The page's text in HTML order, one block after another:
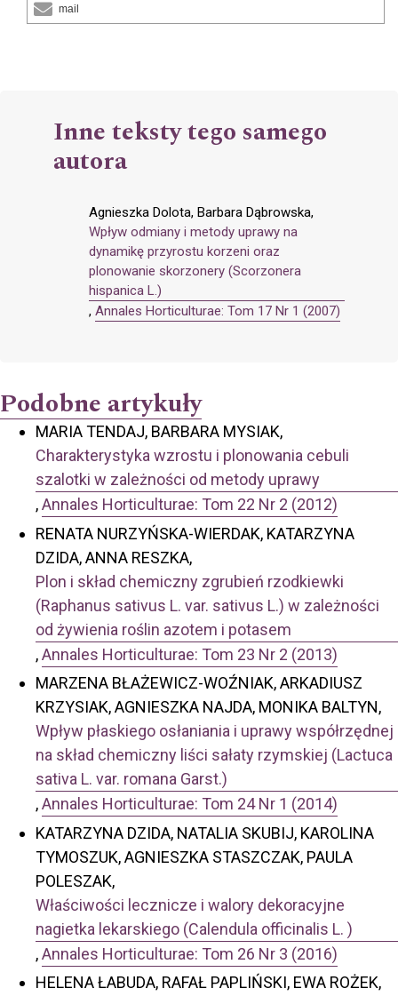
mail
Inne teksty tego samego
autora
Agnieszka Dolota, Barbara Dąbrowska,
Wpływ odmiany i metody uprawy na
dynamikę przyrostu korzeni oraz
plonowanie skorzonery (Scorzonera
hispanica L.)
, Annales Horticulturae: Tom 17 Nr 1 (2007)
Podobne artykuły
MARIA TENDAJ, BARBARA MYSIAK,
Charakterystyka wzrostu i plonowania cebuli
szalotki w zależności od metody uprawy
,Annales Horticulturae: Tom 22 Nr 2 (2012)
RENATA NURZYŃSKA-WIERDAK, KATARZYNA
DZIDA, ANNA RESZKA,
Plon i skład chemiczny zgrubień rzodkiewki
(Raphanus sativus L. var. sativus L.) w zależności
od żywienia roślin azotem i potasem
,Annales Horticulturae: Tom 23 Nr 2 (2013)
MARZENA BŁAŻEWICZ-WOŹNIAK, ARKADIUSZ
KRZYSIAK, AGNIESZKA NAJDA, MONIKA BALTYN,
Wpływ płaskiego osłaniania i uprawy współrzędnej
na skład chemiczny liści sałaty rzymskiej (Lactuca
sativa L. var. romana Garst.)
,Annales Horticulturae: Tom 24 Nr 1 (2014)
KATARZYNA DZIDA, NATALIA SKUBIJ, KAROLINA
TYMOSZUK, AGNIESZKA STASZCZAK, PAULA
POLESZAK,
Właściwości lecznicze i walory dekoracyjne
nagietka lekarskiego (Calendula officinalis L. )
,Annales Horticulturae: Tom 26 Nr 3 (2016)
HELENA ŁABUDA, RAFAŁ PAPLIŃSKI, EWA ROŻEK,